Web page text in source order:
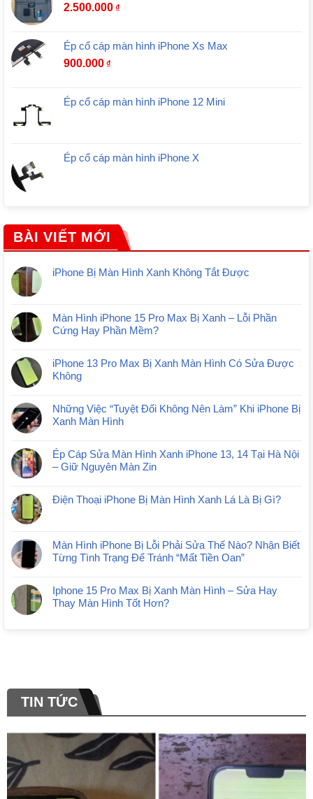
2.500.000 ₫
Ép cổ cáp màn hình iPhone Xs Max
900.000 ₫
Ép cổ cáp màn hình iPhone 12 Mini
Ép cổ cáp màn hình iPhone X
BÀI VIẾT MỚI
iPhone Bị Màn Hình Xanh Không Tắt Được
Màn Hình iPhone 15 Pro Max Bị Xanh – Lỗi Phần
Cứng Hay Phần Mềm?
iPhone 13 Pro Max Bị Xanh Màn Hình Có Sửa Được
Không
Những Việc “Tuyệt Đối Không Nên Làm” Khi iPhone Bị
Xanh Màn Hình
Ép Cáp Sửa Màn Hình Xanh iPhone 13, 14 Tại Hà Nội
– Giữ Nguyên Màn Zin
Điện Thoại iPhone Bị Màn Hình Xanh Lá Là Bị Gì?
Màn Hình iPhone Bị Lỗi Phải Sửa Thế Nào? Nhận Biết
Từng Tình Trạng Để Tránh “Mất Tiền Oan”
Iphone 15 Pro Max Bị Xanh Màn Hình – Sửa Hay
Thay Màn Hình Tốt Hơn?
TIN TỨC